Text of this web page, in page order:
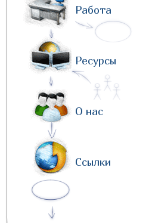
Работа
Ресурсы
О нас
Ссылки